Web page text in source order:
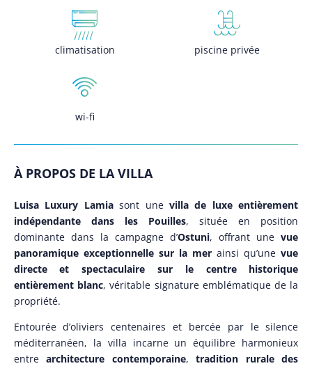
climatisation piscine privée
wi-fi
À PROPOS DE LA VILLA
Luisa Luxury Lamiasont une villa de luxe entièrement
indépendante dans les Pouilles, située en position
dominante dans la campagne d’Ostuni, offrant unevue
panoramique exceptionnelle sur la mer ainsi qu’unevue
directe et spectaculaire sur le centre historique
entièrement blanc, véritable signature emblématique de la
propriété.
Entourée d’oliviers centenaires et bercée par le silence
méditerranéen, la villa incarne un équilibre harmonieux
entrearchitecture contemporaine,tradition rurale des